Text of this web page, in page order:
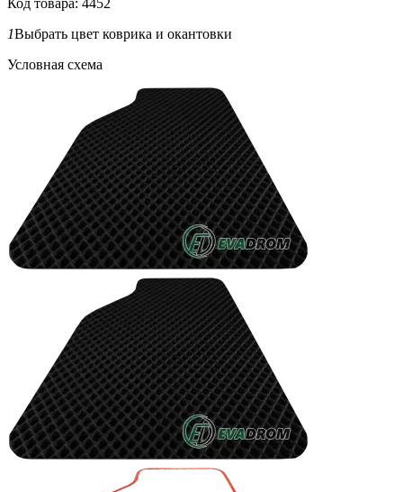
1Выбрать цвет коврика и окантовки
Условная схема